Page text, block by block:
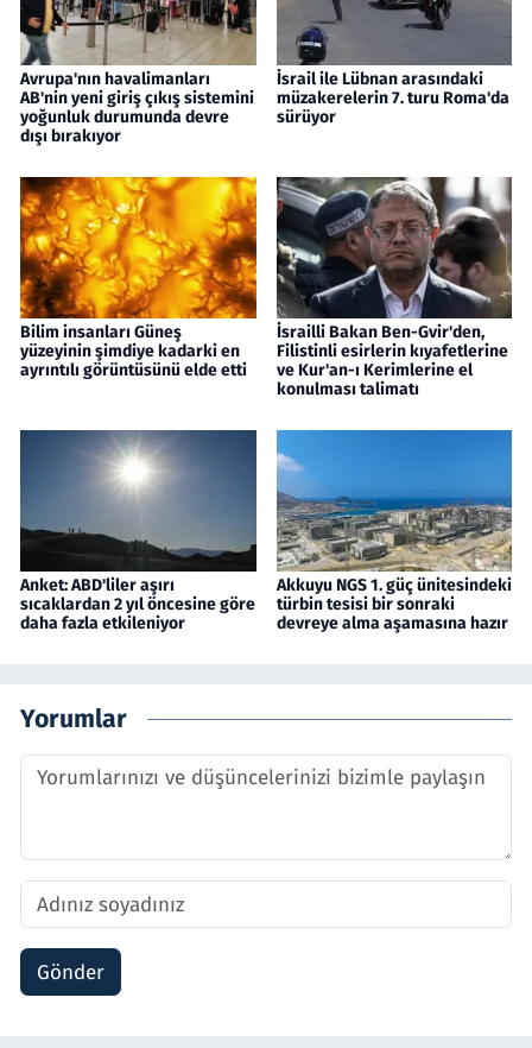
Avrupa'nın havalimanları
AB'nin yeni giriş çıkış sistemini
yoğunluk durumunda devre
dışı bırakıyor
İsrail ile Lübnan arasındaki
müzakerelerin 7. turu Roma'da
sürüyor
Bilim insanları Güneş
yüzeyinin şimdiye kadarki en
ayrıntılı görüntüsünü elde etti
İsrailli Bakan Ben-Gvir'den,
Filistinli esirlerin kıyafetlerine
ve Kur'an-ı Kerimlerine el
konulması talimatı
Anket: ABD'liler aşırı
sıcaklardan 2 yıl öncesine göre
daha fazla etkileniyor
Akkuyu NGS 1. güç ünitesindeki
türbin tesisi bir sonraki
devreye alma aşamasına hazır
Yorumlar
Gönder